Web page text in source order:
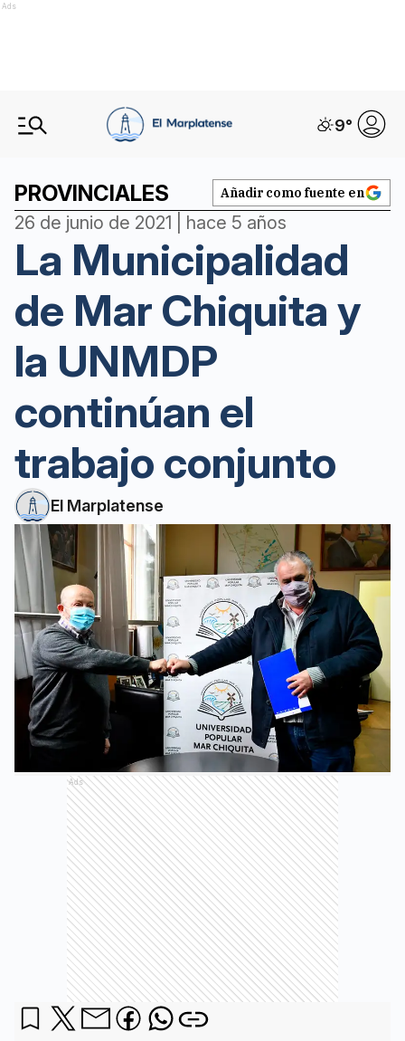
Ads
9°
PROVINCIALES Añadir como fuente en
26 de junio de 2021 | hace 5 años
La Municipalidad
de Mar Chiquita y
la UNMDP
continúan el
trabajo conjunto
El Marplatense
Ads